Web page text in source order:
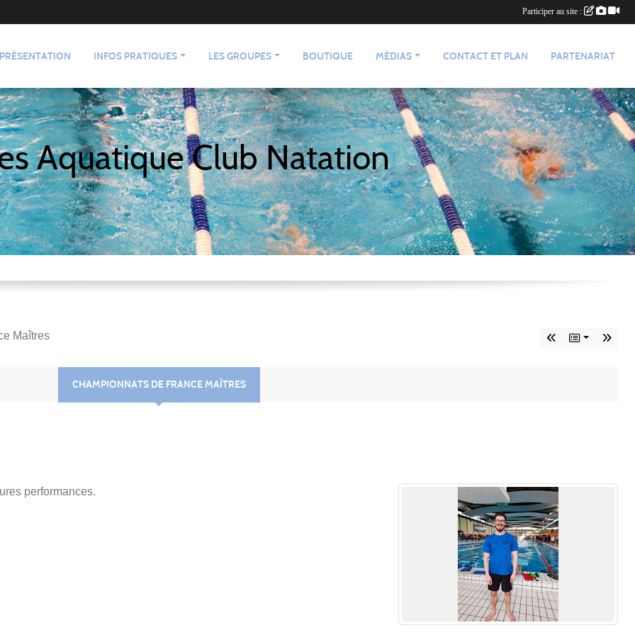
PRÉSENTATION INFOS PRATIQUES LES GROUPES BOUTIQUE MÉDIAS CONTACT ET PLAN PARTENARIAT
Aquatique Club Natation
Maîtres
CHAMPIONNATS DE FRANCE MAÎTRES
performances.
Participer au site :